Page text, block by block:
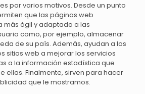
por varios motivos. Desde un punto
que las páginas web
más ágil y adaptada a las
como, por ejemplo, almacenar
de su país. Además, ayudan a los
sitios web a mejorar los servicios
a la información estadística que
ellas. Finalmente, sirven para hacer
que le mostramos.